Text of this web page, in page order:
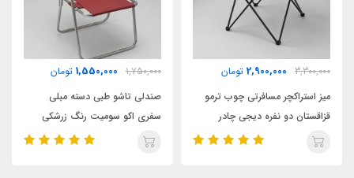
مناسب تا وزن
1۵۰ کیلو
نوع پارچه
ژاکارد پشت برزنت طرحدار درجه یک
3,300,000
2,900,000 تومان
میز استراکچر مسافرتی چوب ترمو
قزاقستان دو نفره دیجی چادر
1,750,000
1,550,000 تومان
صندلی تاشو طبی دسته مبلی
سفری اکو سومیت رنگ زرشکی